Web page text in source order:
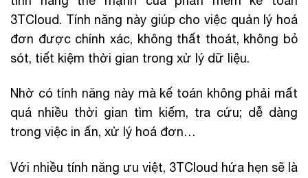
3TCloud. Tính năng này giúp cho việc quản lý hoá
đơn được chính xác, không thất thoát, không bỏ
sót, tiết kiệm thời gian trong xử lý dữ liệu.
Nhờ có tính năng này mà kế toán không phải mất
quá nhiều thời gian tìm kiếm, tra cứu; dễ dàng
trong việc in ấn, xử lý hoá đơn…
Với nhiều tính năng ưu việt, 3TCloud hứa hẹn sẽ là